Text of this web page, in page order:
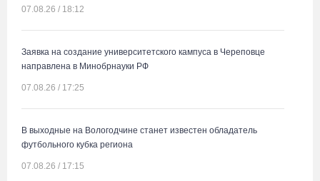
07.08.26 / 18:12
Заявка на создание университетского кампуса в Череповце
направлена в Минобрнауки РФ
07.08.26 / 17:25
В выходные на Вологодчине станет известен обладатель
футбольного кубка региона
07.08.26 / 17:15